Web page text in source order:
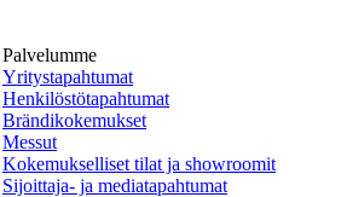
Palvelumme
Yritys­tapahtumat
Henkilöstö­tapahtumat
Brändi­kokemukset
Messut
Kokemukselliset tilat ja show­roomit
Sijoittaja- ja media­tapahtumat